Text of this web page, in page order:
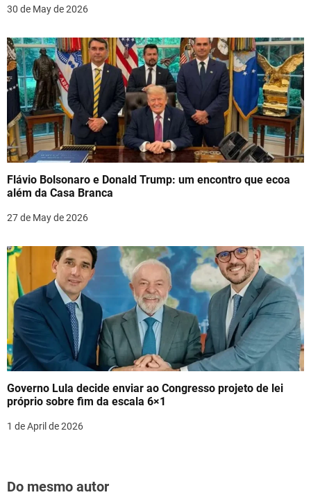
o
n
30 de May de 2026
Flávio Bolsonaro e Donald Trump: um encontro que ecoa
além da Casa Branca
27 de May de 2026
Governo Lula decide enviar ao Congresso projeto de lei
próprio sobre fim da escala 6×1
1 de April de 2026
Do mesmo autor